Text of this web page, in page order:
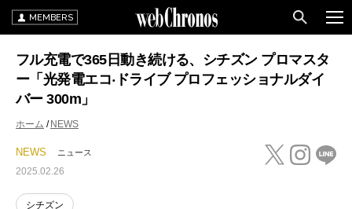
MEMBERS
フル充電で365日動き続ける、シチズン プロマスタ
ー「光発電エコ‧ドライブ プロフェッショナルダイ
バー 300m」
ホーム NEWS
NEWS ニュース
2025.02.26
シチズン